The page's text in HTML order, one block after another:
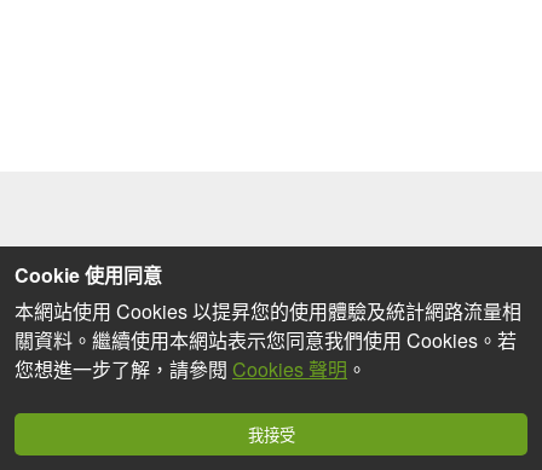
Cookie 使用同意
本網站使用 Cookies 以提昇您的使用體驗及統計網路流量相
關資料。繼續使用本網站表示您同意我們使用 Cookies。若
您想進一步了解，請參閱 Cookies 聲明 。
我接受